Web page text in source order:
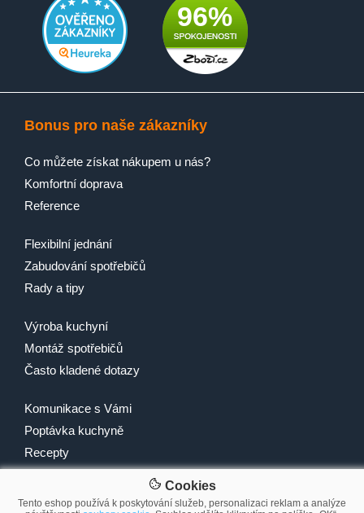
Cookies
Tento eshop používá k poskytování služeb, personalizaci reklam a analýze
96%
Bonus pro naše zákazníky
Co můžete získat nákupem u nás?
Komfortní doprava
Reference
Flexibilní jednání
Zabudování spotřebičů
Rady a tipy
Výroba kuchyní
Montáž spotřebičů
Často kladené dotazy
Komunikace s Vámi
Poptávka kuchyně
Recepty